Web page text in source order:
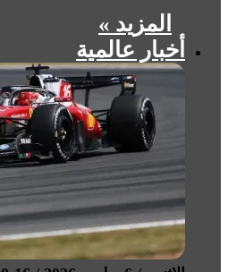
المزيد »
أخبار عالمية